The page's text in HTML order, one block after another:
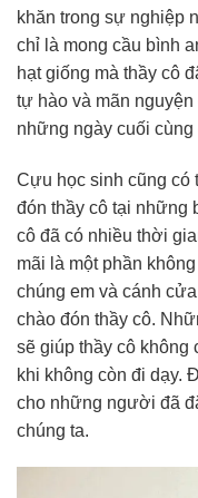
khăn trong sự nghiệp
chỉ là mong cầu bình
hạt giống mà thầy cô
tự hào và mãn
những ngày cuối
Cựu học sinh cũng
đón thầy cô tại những
cô đã có nhiều thời
mãi là một phần
chúng em và cánh
chào đón thầy cô.
sẽ giúp thầy cô không
khi không còn đi dạy.
cho những người đã
chúng ta.